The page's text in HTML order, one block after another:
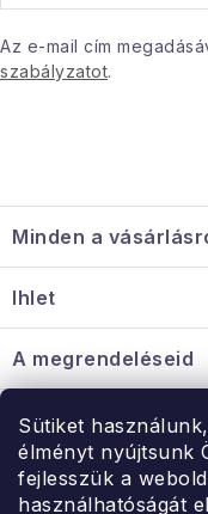
Sütiket
élményt nyújtsunk
fejlesszük a
használhatóságát
Januári akció
Veľkoobchodná
Érintkezés
Rólunk
Az e-mail cím
szabályzatot.
á
b
é
c
Minden a
Információ a
Nagykereskedelmi
Ihlet
A megrendeléseid
Érintkezés
Rendelésem
Érintkezés
Hé-Pé: 9:00-15:00